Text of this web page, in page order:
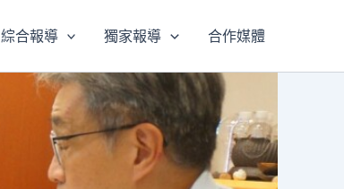
綜合報導 獨家報導 合作媒體